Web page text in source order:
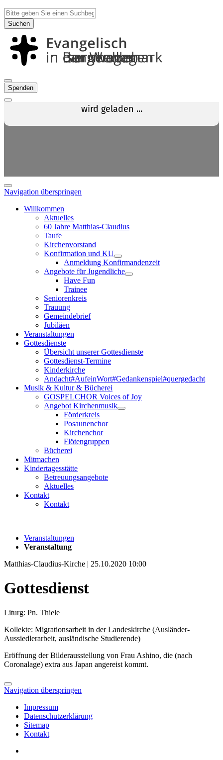
Suchen
Spenden
Navigation überspringen
Willkommen
Aktuelles
60 Jahre Matthias-Claudius
Taufe
Kirchenvorstand
Konfirmation und KU
Anmeldung Konfirmandenzeit
Angebote für Jugendliche
Have Fun
Trainee
Seniorenkreis
Trauung
Gemeindebrief
Jubiläen
Veranstaltungen
Gottesdienste
Übersicht unserer Gottesdienste
Gottesdienst-Termine
Kinderkirche
Andacht#AufeinWort#Gedankenspiel#quergedacht
Musik & Kultur & Bücherei
GOSPELCHOR Voices of Joy
Angebot Kirchenmusik
Förderkreis
Posaunenchor
Kirchenchor
Flötengruppen
Bücherei
Mitmachen
Kindertagesstätte
Betreuungsangebote
Aktuelles
Kontakt
Kontakt
Veranstaltungen
Veranstaltung
Matthias-Claudius-Kirche | 25.10.2020 10:00
Gottesdienst
Liturg: Pn. Thiele
Kollekte: Migrationsarbeit in der Landeskirche (Ausländer-
Aussiedlerarbeit, ausländische Studierende)
Eröffnung der Bilderausstellung von Frau Ashino, die (nach
Coronalage) extra aus Japan angereist kommt.
Navigation überspringen
Impressum
Datenschutzerklärung
Sitemap
Kontakt